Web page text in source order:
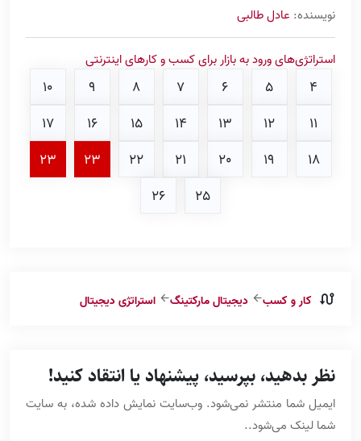
نویسنده: عادل طالبی
استراتژی‌های ورود به بازار برای کسب و کارهای اینترنتی
4
5
6
7
8
9
10
11
12
13
14
15
16
17
18
19
20
21
22
23
23
25
26
کار و کسب دیجیتال مارکتینگ استراتژی دیجیتال
نظر بدهید، بپرسید، پیشنهاد یا انتقاد کنید!
ایمیل شما منتشر نمی‌شود. وب‌‌سایت نمایش داده شده، به سایت
شما لینک می‌شود..